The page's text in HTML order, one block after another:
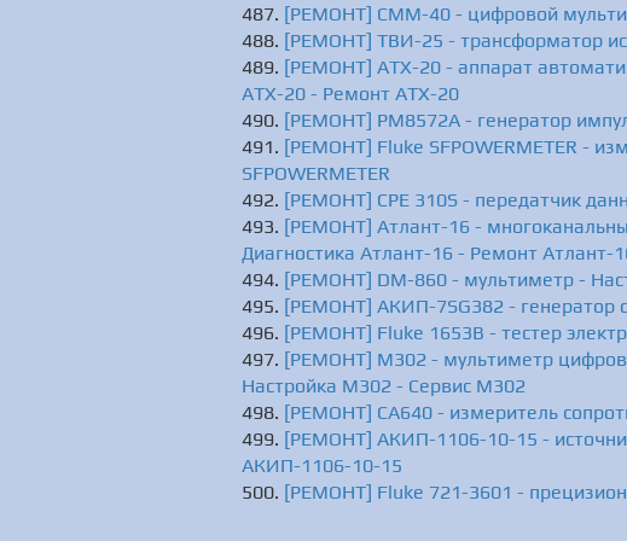
[РЕМОНТ] CMM-40 - цифровой
[РЕМОНТ] ТВИ-25 - трансформатор
[РЕМОНТ] АТХ-20 - аппарат
АТХ-20 - Ремонт АТХ-20
[РЕМОНТ] PM8572A - генератор
[РЕМОНТ] Fluke SFPOWERMETER -
SFPOWERMETER
[РЕМОНТ] CPE 310S - передатчик
[РЕМОНТ] Атлант-16 -
Диагностика Атлант-16 - Ремонт Атлант-
[РЕМОНТ] DM-860 - мультиметр -
[РЕМОНТ] АКИП-7SG382 - генератор
[РЕМОНТ] Fluke 1653B - тестер
[РЕМОНТ] M302 - мультиметр
Настройка M302 - Сервис M302
[РЕМОНТ] СА640 - измеритель
[РЕМОНТ] АКИП-1106-10-15 -
АКИП-1106-10-15
[РЕМОНТ] Fluke 721-3601 -